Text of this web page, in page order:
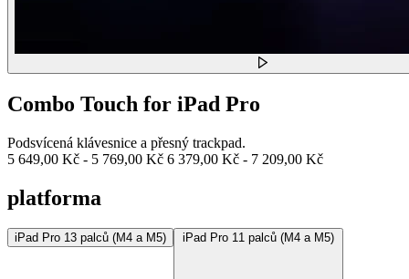
Combo Touch for iPad Pro
Podsvícená klávesnice a přesný trackpad.
5 649,00 Kč - 5 769,00 Kč 6 379,00 Kč - 7 209,00 Kč
platforma
iPad Pro 13 palců (M4 a M5) iPad Pro 11 palců (M4 a M5)